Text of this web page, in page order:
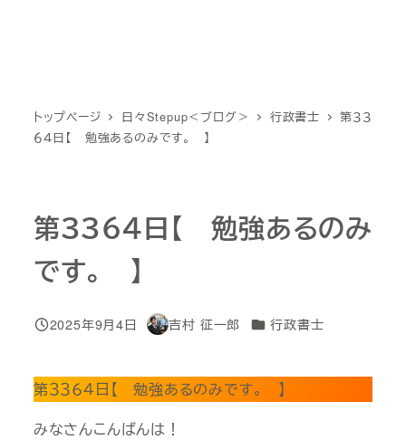
トップページ 日々Stepup＜ブログ＞ 行政書士
第３３
６４日【 勉強あるのみです。 】
第３３６４日【 勉強あるのみ
です。 】
投稿日
2025年9月4日
著
吉村 征一郎 カテゴリー
行政書士
第３３６４日【 勉強あるのみです。 】
みなさんこんばんは！